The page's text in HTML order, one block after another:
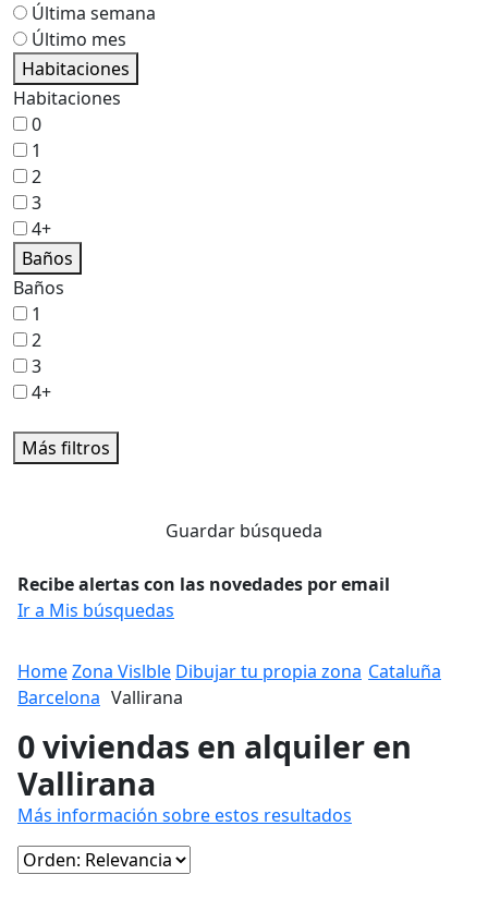
Última semana
Último mes
Habitaciones
Habitaciones
0
1
2
3
4+
Baños
Baños
1
2
3
4+
Más filtros
Guardar búsqueda
Recibe alertas con las novedades por email
Ir a Mis búsquedas
HomeZona Vislble Dibujar tu propia zona Cataluña
Barcelona Vallirana
0 viviendas en alquiler en
Vallirana
Más información sobre estos resultados